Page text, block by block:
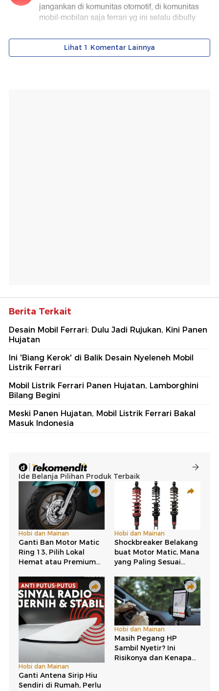
Berita Terkait
Desain Mobil Ferrari: Dulu Jadi Rujukan, Kini Panen
Hujatan
Ini 'Biang Kerok' di Balik Desain Nyeleneh Mobil
Listrik Ferrari
Mobil Listrik Ferrari Panen Hujatan, Lamborghini
Bilang Begini
Meski Panen Hujatan, Mobil Listrik Ferrari Bakal
Masuk Indonesia